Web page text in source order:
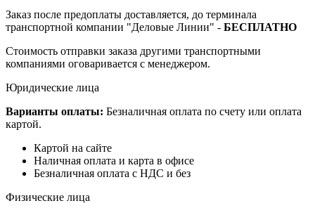
Заказ после предоплаты доставляется, до терминала
транспортной компании "Деловые Линии" - БЕСПЛАТНО
Стоимость отправки заказа другими транспортными
компаниями оговаривается с менеджером.
Юридические лица
Варианты оплаты: Безналичная оплата по счету или оплата
картой.
Картой на сайте
Наличная оплата и карта в офисе
Безналичная оплата с НДС и без
Физические лица